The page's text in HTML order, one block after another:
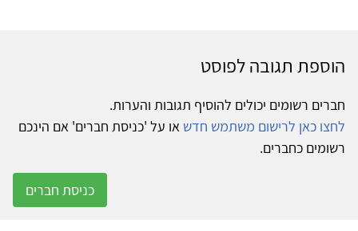
הוספת תגובה לפוסט
חברים רשומים יכולים להוסיף תגובות והערות.
לחצו כאן לרישום משתמש חדש או על 'כניסת חברים' אם הינכם
רשומים כחברים.
כניסת חברים